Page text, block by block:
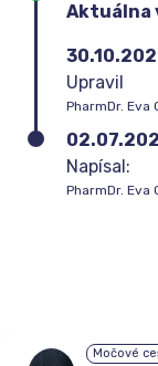
Aktuálna
Upravil
PharmDr. Eva
Napísal:
PharmDr. Eva
Močové